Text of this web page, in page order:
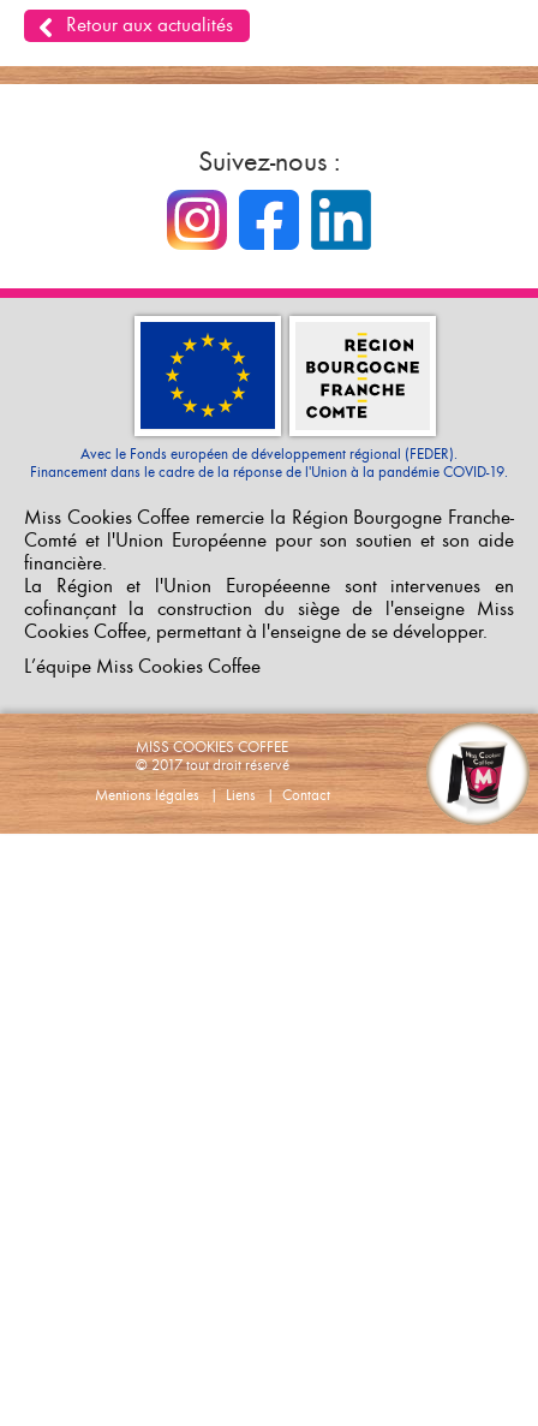
Retour aux actualités
Suivez-nous :
Miss Cookies Coffee remercie la Région Bourgogne Franche-
Comté et l'Union Européenne pour son soutien et son aide
financière.
La Région et l'Union Européeenne sont intervenues en
cofinançant la construction du siège de l'enseigne Miss
Cookies Coffee, permettant à l'enseigne de se développer.
L’équipe Miss Cookies Coffee
Avec le Fonds européen de développement régional (FEDER).
Financement dans le cadre de la réponse de l'Union à la pandémie COVID-19.
MISS COOKIES COFFEE
© 2017 tout droit réservé
Mentions légales| Liens| Contact